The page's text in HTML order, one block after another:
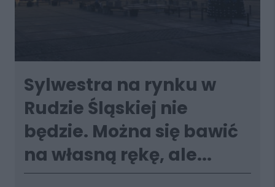
Sylwestra na rynku w
Rudzie Śląskiej nie
będzie. Można się bawić
na własną rękę, ale...